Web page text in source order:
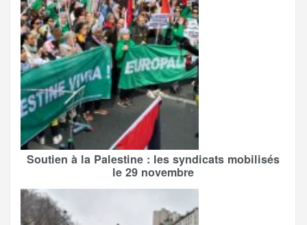
Soutien à la Palestine : les syndicats mobilisés
le 29 novembre